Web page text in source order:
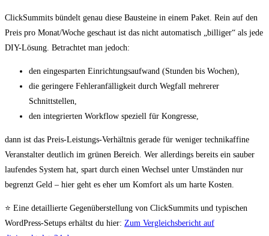
ClickSummits bündelt genau diese Bausteine in einem Paket. Rein auf den
Preis pro Monat/Woche geschaut ist das nicht automatisch „billiger“ als jede
DIY-Lösung. Betrachtet man jedoch:
den eingesparten Einrichtungsaufwand (Stunden bis Wochen),
die geringere Fehleranfälligkeit durch Wegfall mehrerer
Schnittstellen,
den integrierten Workflow speziell für Kongresse,
dann ist das Preis-Leistungs-Verhältnis gerade für weniger technikaffine
Veranstalter deutlich im grünen Bereich. Wer allerdings bereits ein sauber
laufendes System hat, spart durch einen Wechsel unter Umständen nur
begrenzt Geld – hier geht es eher um Komfort als um harte Kosten.
⭐ Eine detaillierte Gegenüberstellung von ClickSummits und typischen
WordPress-Setups erhältst du hier: Zum Vergleichsbericht auf